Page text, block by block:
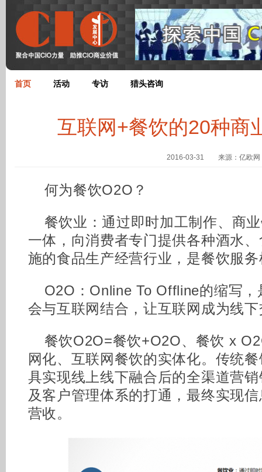
首页 活动 专访 猎头咨询
互联网+餐饮的20种商
2016-03-31 来源：亿欧网
何为餐饮O2O？
餐饮业：通过即时加工制作、商
一体，向消费者专门提供各种酒水
施的食品生产经营行业，是餐饮服
O2O：Online To Offline的缩写
会与互联网结合，让互联网成为线
餐饮O2O=餐饮+O2O、餐饮 x
网化、互联网餐饮的实体化。传统
具实现线上线下融合后的全渠道营
及客户管理体系的打通，最终实现
营收。